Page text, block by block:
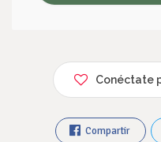
Conéctate
Compartir